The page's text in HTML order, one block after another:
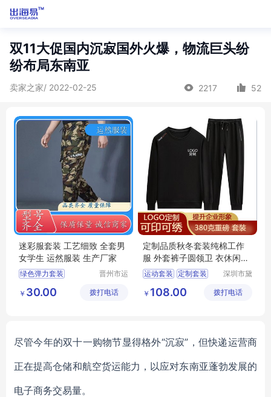
双11大促国内沉寂国外火爆，物流巨头纷
纷布局东南亚
卖家之家/ 2022-02-25 2217 52
迷彩服套装 工艺细致 全套男
女学生 运然服装 生产厂家
绿色弹力套装
迷彩工作服男套装
晋州市运
工厂
￥ 30.00 拨打电话
定制品质秋冬套装纯棉工作
服 外套裤子圆领卫 衣休闲裤
套头长袖工衣
运动套装
定制套装
深圳市黛
有限公司
￥ 108.00 拨打电话
尽管今年的双十一购物节显得格外“沉寂”，但快递运营商
正在提高仓储和航空货运能力，以应对东南亚蓬勃发展的
电子商务交易量。